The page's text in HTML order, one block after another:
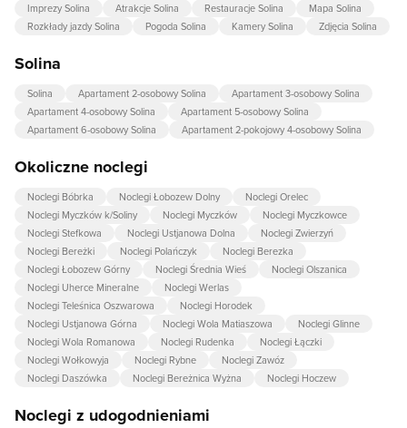
Imprezy Solina Atrakcje Solina Restauracje Solina
Mapa Solina
Rozkłady jazdy Solina
Pogoda Solina Kamery Solina Zdjęcia Solina
Solina
Solina Apartament 2-osobowy Solina
Apartament 3-osobowy Solina
Apartament 4-osobowy Solina
Apartament 5-osobowy Solina
Apartament 6-osobowy Solina
Apartament 2-pokojowy 4-osobowy Solina
Okoliczne noclegi
Noclegi Bóbrka Noclegi Łobozew Dolny
Noclegi Orelec
Noclegi Myczków k/Soliny
Noclegi Myczków
Noclegi Myczkowce
Noclegi Stefkowa
Noclegi Ustjanowa Dolna
Noclegi Zwierzyń
Noclegi Bereżki
Noclegi Polańczyk
Noclegi Berezka
Noclegi Łobozew Górny
Noclegi Średnia Wieś
Noclegi Olszanica
Noclegi Uherce Mineralne
Noclegi Werlas
Noclegi Teleśnica Oszwarowa
Noclegi Horodek
Noclegi Ustjanowa Górna
Noclegi Wola Matiaszowa
Noclegi Glinne
Noclegi Wola Romanowa
Noclegi Rudenka
Noclegi Łączki
Noclegi Wołkowyja
Noclegi Rybne
Noclegi Zawóz
Noclegi Daszówka
Noclegi Bereżnica Wyżna Noclegi Hoczew
Noclegi z udogodnieniami